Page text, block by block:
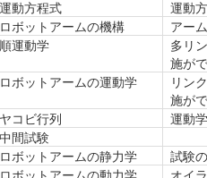
運動方程式
運動
ロボットアームの機構
アー
順運動学
多リ
施が
ロボットアームの運動学
リン
施が
ヤコビ行列
運動
中間試験
ロボットアームの静力学
試験
ロボットアームの動力学 オイ